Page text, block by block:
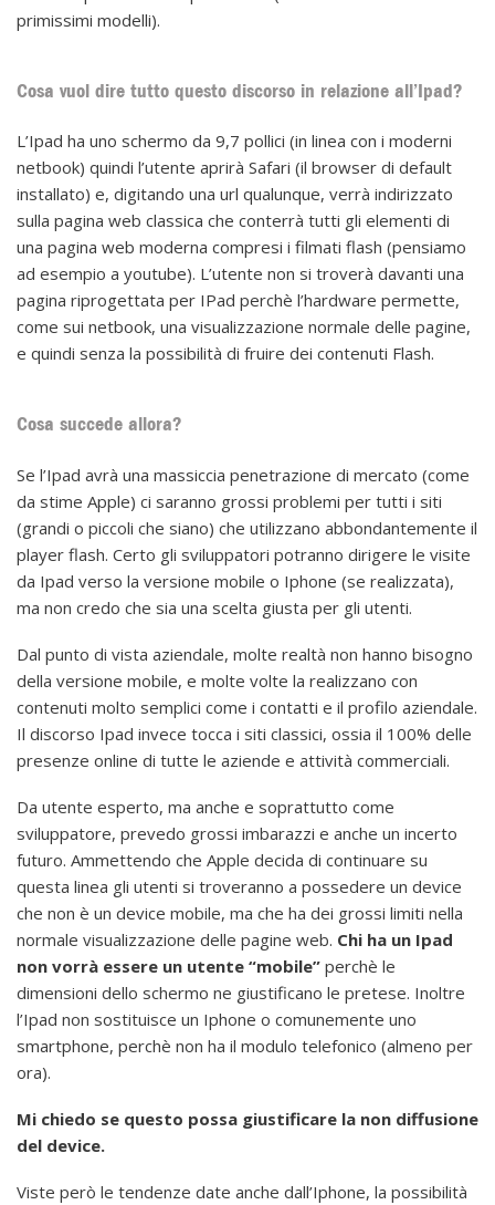
primissimi modelli).
Cosa vuol dire tutto questo discorso in relazione all’Ipad?
L’Ipad ha uno schermo da 9,7 pollici (in linea con i moderni
netbook) quindi l’utente aprirà Safari (il browser di default
installato) e, digitando una url qualunque, verrà indirizzato
sulla pagina web classica che conterrà tutti gli elementi di
una pagina web moderna compresi i filmati flash (pensiamo
ad esempio a youtube). L’utente non si troverà davanti una
pagina riprogettata per IPad perchè l’hardware permette,
come sui netbook, una visualizzazione normale delle pagine,
e quindi senza la possibilità di fruire dei contenuti Flash.
Cosa succede allora?
Se l’Ipad avrà una massiccia penetrazione di mercato (come
da stime Apple) ci saranno grossi problemi per tutti i siti
(grandi o piccoli che siano) che utilizzano abbondantemente il
player flash. Certo gli sviluppatori potranno dirigere le visite
da Ipad verso la versione mobile o Iphone (se realizzata),
ma non credo che sia una scelta giusta per gli utenti.
Dal punto di vista aziendale, molte realtà non hanno bisogno
della versione mobile, e molte volte la realizzano con
contenuti molto semplici come i contatti e il profilo aziendale.
Il discorso Ipad invece tocca i siti classici, ossia il 100% delle
presenze online di tutte le aziende e attività commerciali.
Da utente esperto, ma anche e soprattutto come
sviluppatore, prevedo grossi imbarazzi e anche un incerto
futuro. Ammettendo che Apple decida di continuare su
questa linea gli utenti si troveranno a possedere un device
che non è un device mobile, ma che ha dei grossi limiti nella
normale visualizzazione delle pagine web. Chi ha un Ipad
non vorrà essere un utente “mobile” perchè le
dimensioni dello schermo ne giustificano le pretese. Inoltre
l’Ipad non sostituisce un Iphone o comunemente uno
smartphone, perchè non ha il modulo telefonico (almeno per
ora).
Mi chiedo se questo possa giustificare la non diffusione
del device.
Viste però le tendenze date anche dall’Iphone, la possibilità